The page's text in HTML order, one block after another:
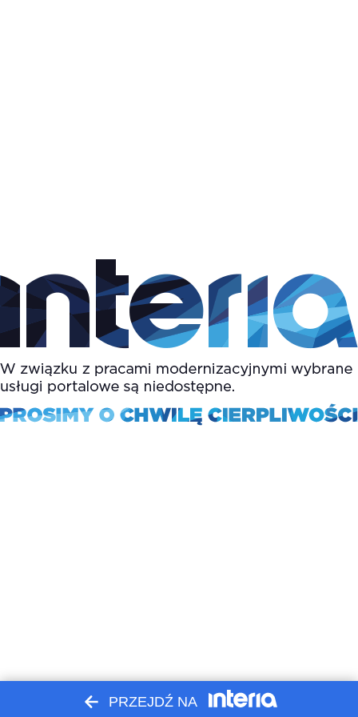
PRZEJDŹ NA